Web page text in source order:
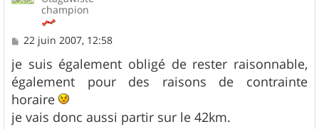
champion
M
s
s
a
g
e
22 juin 2007, 12:58
je suis également obligé de rester raisonnable,
également pour des raisons de contrainte
horaire
je vais donc aussi partir sur le 42km.